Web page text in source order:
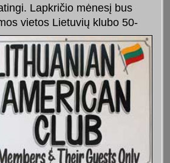
Lapkričio mėnesį bus
vietos Lietuvių klubo50-